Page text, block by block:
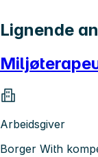
Lignende
Arbeidsgiver
Borger With